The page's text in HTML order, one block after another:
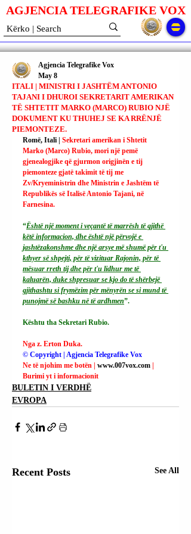
AGJENCIA TELEGRAFIKE VOX
ITALI | MINISTRI I JASHTËM ANTONIO
TAJANI I DHUROI SEKRETARIT AMERIKAN
TË SHTETIT MARKO (MARCO) RUBIO NJË
DOKUMENT KU THUHEJ SE KA RRËNJË
PIEMONTEZE.
Agjencia Telegrafike Vox
May 8
Romë, Itali | Sekretari amerikan i Shtetit
Marko (Marco) Rubio, mori një pemë
gjenealogjike që gjurmon origjinën e tij
piemonteze gjatë takimit të tij me
Zv/Kryeministrin dhe Ministrin e Jashtëm të
Republikës së Italisë Antonio Tajani, në
Farnesina.
“Është një moment i veçantë të marrësh të gjithë
këtë informacion, dhe është një përvojë e
jashtëzakonshme dhe një arsye më shumë për t'u
kthyer së shpejti, për të vizituar Rajonin, për të
mësuar rreth tij dhe për t'u lidhur me të
kaluarën, duke shpresuar se kjo do të shërbejë
gjithashtu si frymëzim për mënyrën se si mund të
punojmë së bashku në të ardhmen”.
Kështu tha Sekretari Rubio.
Nga z. Erton Duka.
© Copyright | Agjencia Telegrafike Vox
Ne të njohim me botën | www.007vox.com
Burimi yt i informacionit
BULETIN I VERDHË
EVROPA
Recent Posts See All